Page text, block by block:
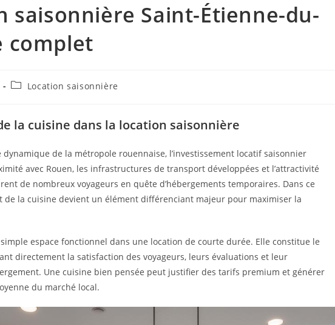
saisonnière Saint-Étienne-du-
complet
Location saisonnière
la cuisine dans la location saisonnière
de la métropole rouennaise, l’investissement locatif saisonnier
avec Rouen, les infrastructures de transport développées et l’attractivité
de nombreux voyageurs en quête d’hébergements temporaires. Dans ce
de la cuisine devient un élément différenciant majeur pour maximiser la
espace fonctionnel dans une location de courte durée. Elle constitue le
directement la satisfaction des voyageurs, leurs évaluations et leur
Une cuisine bien pensée peut justifier des tarifs premium et générer
du marché local.